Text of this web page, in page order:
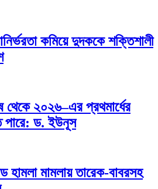
কমিয়ে দুদককে শক্তিশালী
থেকে ২০২৬–এর প্রথমার্ধের
পারে: ড. ইউনূস
মামলায় তারেক-বাবরসহ